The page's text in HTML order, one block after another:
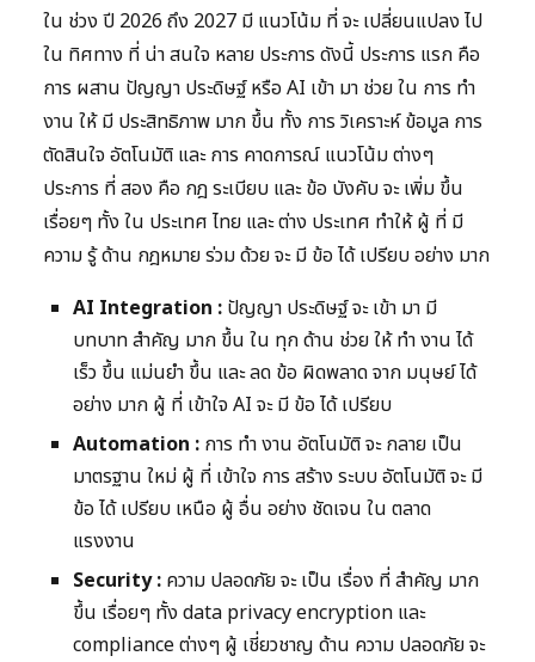
ใน ช่วง ปี 2026 ถึง 2027 มี แนวโน้ม ที่ จะ เปลี่ยนแปลง ไป
ใน ทิศทาง ที่ น่า สนใจ หลาย ประการ ดังนี้ ประการ แรก คือ
การ ผสาน ปัญญา ประดิษฐ์ หรือ AI เข้า มา ช่วย ใน การ ทำ
งาน ให้ มี ประสิทธิภาพ มาก ขึ้น ทั้ง การ วิเคราะห์ ข้อมูล การ
ตัดสินใจ อัตโนมัติ และ การ คาดการณ์ แนวโน้ม ต่างๆ
ประการ ที่ สอง คือ กฎ ระเบียบ และ ข้อ บังคับ จะ เพิ่ม ขึ้น
เรื่อยๆ ทั้ง ใน ประเทศ ไทย และ ต่าง ประเทศ ทำให้ ผู้ ที่ มี
ความ รู้ ด้าน กฎหมาย ร่วม ด้วย จะ มี ข้อ ได้ เปรียบ อย่าง มาก
AI Integration : ปัญญา ประดิษฐ์ จะ เข้า มา มี
บทบาท สำคัญ มาก ขึ้น ใน ทุก ด้าน ช่วย ให้ ทำ งาน ได้
เร็ว ขึ้น แม่นยำ ขึ้น และ ลด ข้อ ผิดพลาด จาก มนุษย์ ได้
อย่าง มาก ผู้ ที่ เข้าใจ AI จะ มี ข้อ ได้ เปรียบ
Automation : การ ทำ งาน อัตโนมัติ จะ กลาย เป็น
มาตรฐาน ใหม่ ผู้ ที่ เข้าใจ การ สร้าง ระบบ อัตโนมัติ จะ มี
ข้อ ได้ เปรียบ เหนือ ผู้ อื่น อย่าง ชัดเจน ใน ตลาด
แรงงาน
Security : ความ ปลอดภัย จะ เป็น เรื่อง ที่ สำคัญ มาก
ขึ้น เรื่อยๆ ทั้ง data privacy encryption และ
compliance ต่างๆ ผู้ เชี่ยวชาญ ด้าน ความ ปลอดภัย จะ